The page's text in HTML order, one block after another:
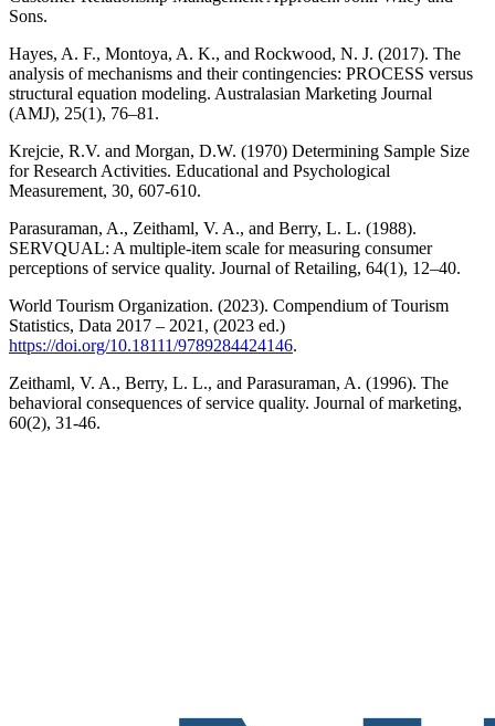
Sons.
Hayes, A. F., Montoya, A. K., and Rockwood, N. J. (2017). The
analysis of mechanisms and their contingencies: PROCESS versus
structural equation modeling. Australasian Marketing Journal
(AMJ), 25(1), 76–81.
Krejcie, R.V. and Morgan, D.W. (1970) Determining Sample Size
for Research Activities. Educational and Psychological
Measurement, 30, 607-610.
Parasuraman, A., Zeithaml, V. A., and Berry, L. L. (1988).
SERVQUAL: A multiple-item scale for measuring consumer
perceptions of service quality. Journal of Retailing, 64(1), 12–40.
World Tourism Organization. (2023). Compendium of Tourism
Statistics, Data 2017 – 2021, (2023 ed.)
https://doi.org/10.18111/9789284424146.
Zeithaml, V. A., Berry, L. L., and Parasuraman, A. (1996). The
behavioral consequences of service quality. Journal of marketing,
60(2), 31-46.